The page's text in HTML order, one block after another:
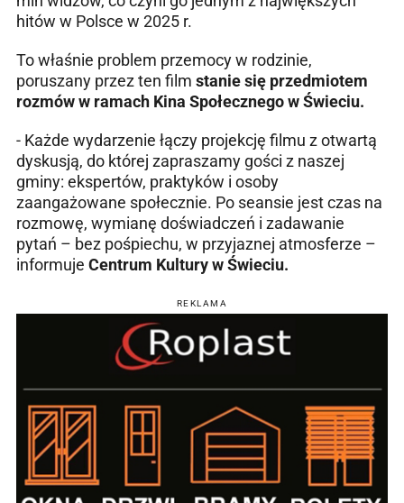
hitów w Polsce w 2025 r.
To właśnie problem przemocy w rodzinie,
poruszany przez ten film stanie się przedmiotem
rozmów w ramach Kina Społecznego w Świeciu.
- Każde wydarzenie łączy projekcję filmu z otwartą
dyskusją, do której zapraszamy gości z naszej
gminy: ekspertów, praktyków i osoby
zaangażowane społecznie. Po seansie jest czas na
rozmowę, wymianę doświadczeń i zadawanie
pytań – bez pośpiechu, w przyjaznej atmosferze –
informuje Centrum Kultury w Świeciu.
REKLAMA